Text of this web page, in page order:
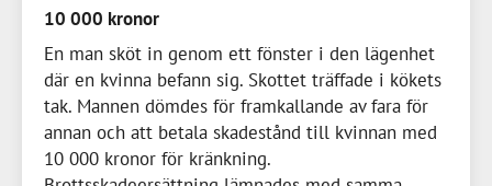
10 000 kronor
En man sköt in genom ett fönster i den lägenhet
där en kvinna befann sig. Skottet träffade i kökets
tak. Mannen dömdes för framkallande av fara för
annan och att betala skadestånd till kvinnan med
10 000 kronor för kränkning.